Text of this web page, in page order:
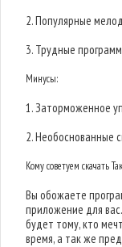
2. Популярные
3. Трудные
Минусы:
1. Заторможенное
2. Необоснованные
Кому советуем скачать
Вы обожаете
приложение для
будет тому, кто
время, а так же